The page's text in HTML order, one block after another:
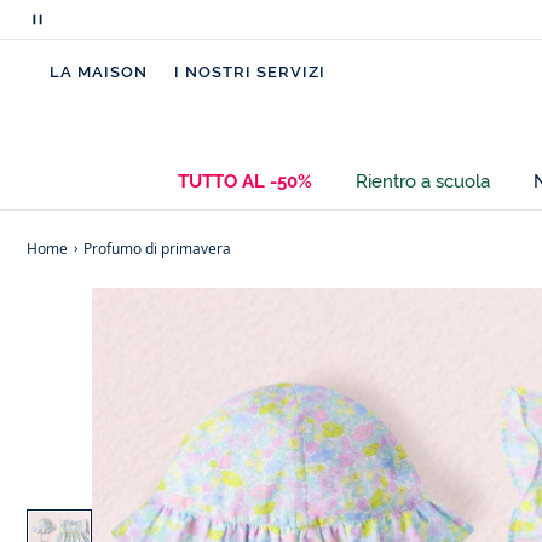
Metti
pausa
LA MAISON I NOSTRI SERVIZI
TUTTO AL -50% Rientro a scuola
Home Profumo di primavera